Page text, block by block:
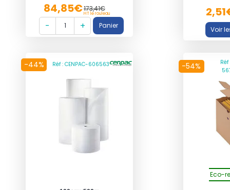
84,85€173,41€
HT le rouleau
-44% Réf : CENPAC-606563 -54%
Réf
Eco-